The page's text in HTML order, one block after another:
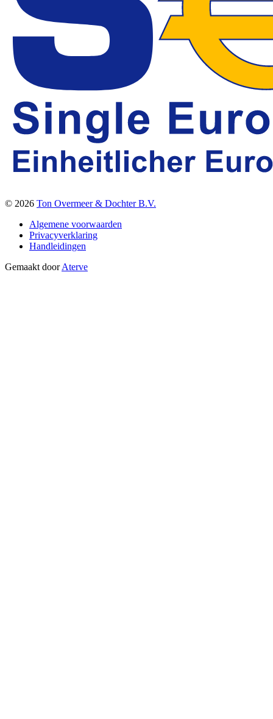
© 2026 Ton Overmeer & Dochter B.V.
Algemene voorwaarden
Privacyverklaring
Handleidingen
Gemaakt doorAterve